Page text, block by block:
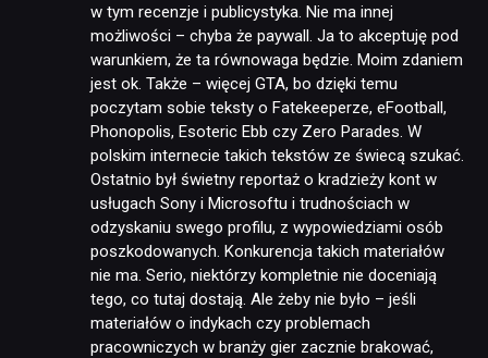
w tym recenzje i publicystyka. Nie ma innej
możliwości – chyba że paywall. Ja to akceptuję pod
warunkiem, że ta równowaga będzie. Moim zdaniem
jest ok. Także – więcej GTA, bo dzięki temu
poczytam sobie teksty o Fatekeeperze, eFootball,
Phonopolis, Esoteric Ebb czy Zero Parades. W
polskim internecie takich tekstów ze świecą szukać.
Ostatnio był świetny reportaż o kradzieży kont w
usługach Sony i Microsoftu i trudnościach w
odzyskaniu swego profilu, z wypowiedziami osób
poszkodowanych. Konkurencja takich materiałów
nie ma. Serio, niektórzy kompletnie nie doceniają
tego, co tutaj dostają. Ale żeby nie było – jeśli
materiałów o indykach czy problemach
pracowniczych w branży gier zacznie brakować,